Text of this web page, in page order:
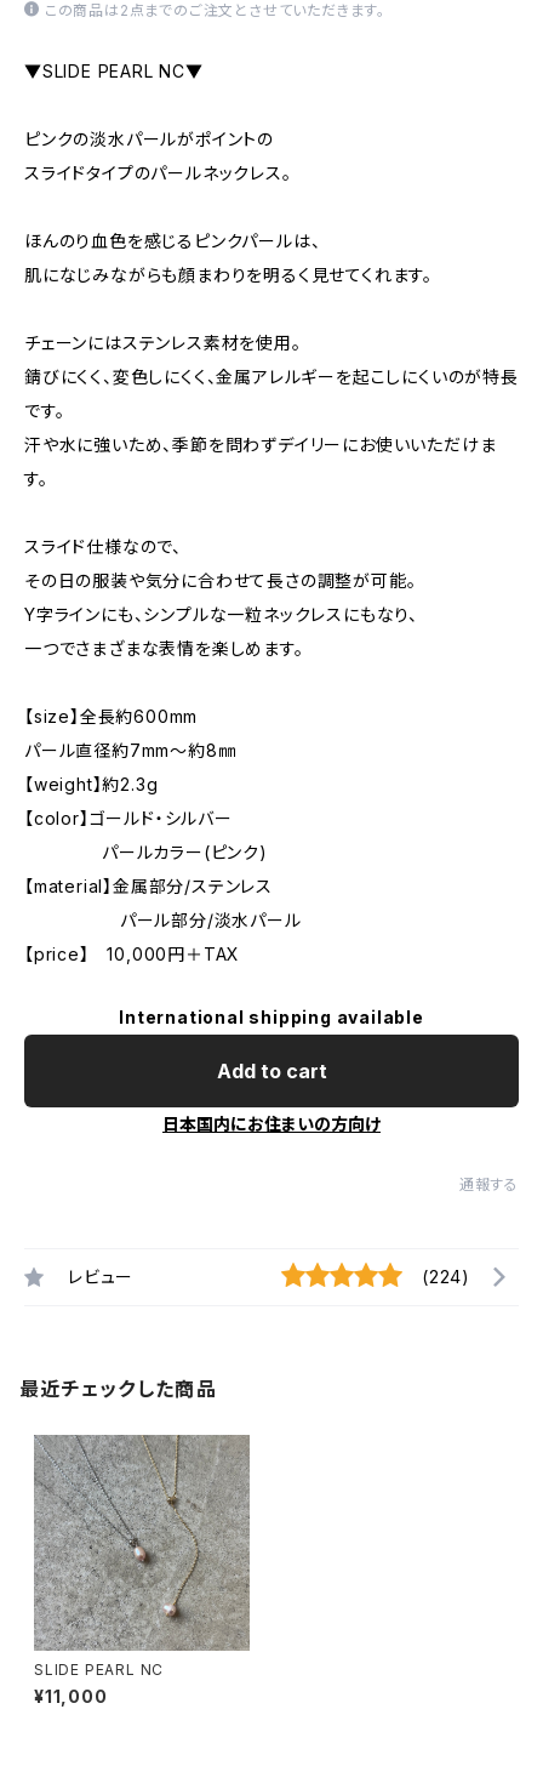
この商品は2点までのご注文とさせていただきます。
▼SLIDE PEARL NC▼
ピンクの淡水パールがポイントの
スライドタイプのパールネックレス。
ほんのり血色を感じるピンクパールは、
肌になじみながらも顔まわりを明るく見せてくれます。
チェーンにはステンレス素材を使用。
錆びにくく、変色しにくく、金属アレルギーを起こしにくいのが特長
です。
汗や水に強いため、季節を問わずデイリーにお使いいただけま
す。
スライド仕様なので、
その日の服装や気分に合わせて長さの調整が可能。
Y字ラインにも、シンプルな一粒ネックレスにもなり、
一つでさまざまな表情を楽しめます。
【size】全長約600mm
パール直径約7mm～約8㎜
【weight】約2.3g
【color】ゴールド・シルバー
パールカラー(ピンク)
【material】金属部分/ステンレス
パール部分/淡水パール
【price】 10,000円＋TAX
International shipping available
Add to cart
日本国内にお住まいの方向け
通報する
レビュー (224)
最近チェックした商品
SLIDE PEARL NC
¥11,000